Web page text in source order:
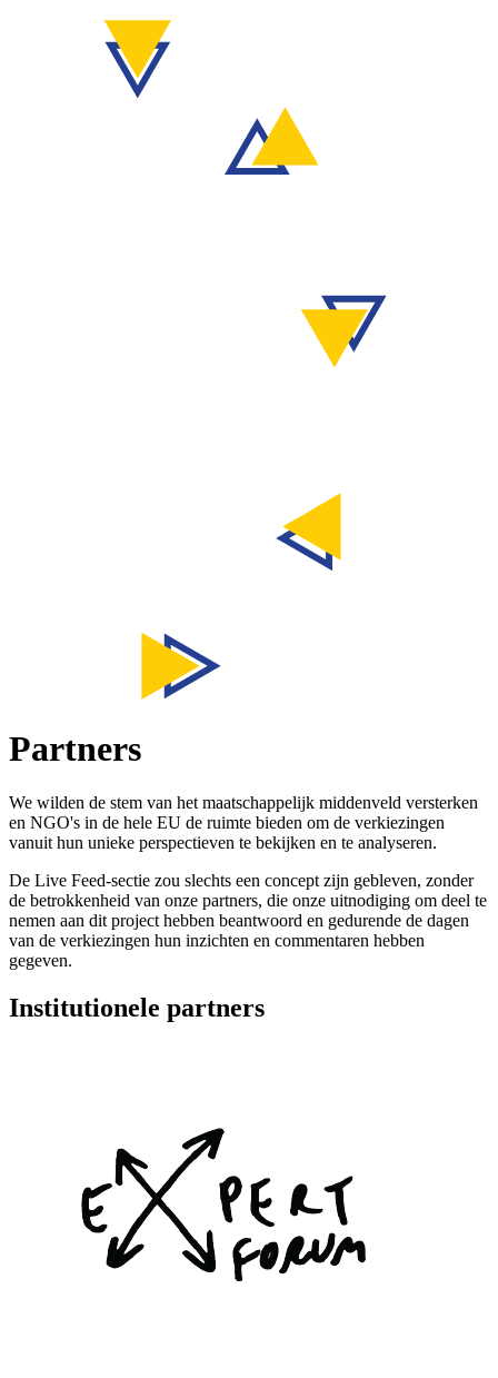
Partners
We wilden de stem van het maatschappelijk middenveld versterken
en NGO's in de hele EU de ruimte bieden om de verkiezingen
vanuit hun unieke perspectieven te bekijken en te analyseren.
De Live Feed-sectie zou slechts een concept zijn gebleven, zonder
de betrokkenheid van onze partners, die onze uitnodiging om deel te
nemen aan dit project hebben beantwoord en gedurende de dagen
van de verkiezingen hun inzichten en commentaren hebben
gegeven.
Institutionele partners